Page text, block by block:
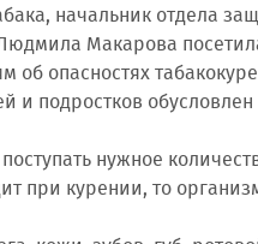
начальник отдела
Макарова
опасностях
и подростков
нужное
при курении, то